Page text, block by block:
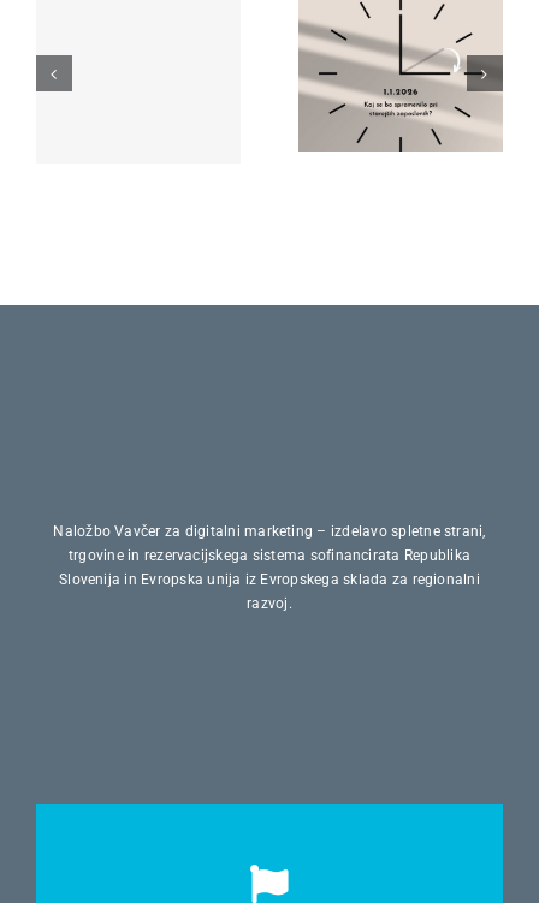
ZA
TRAJNO
Naložbo Vavčer za digitalni marketing – izdelavo spletne strani,
trgovine in rezervacijskega sistema sofinancirata Republika
Slovenija in Evropska unija iz Evropskega sklada za regionalni
razvoj.